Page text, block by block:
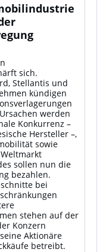
sich.
Stellantis und
kündigen
werden
Konkurrenz –
Hersteller –,
sowie
sollen nun die
bezahlen.
bei
stehen auf der
Konzern
Aktionäre
betreibt.